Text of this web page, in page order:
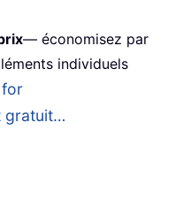
— économisez par
individuels
for
gratuit…